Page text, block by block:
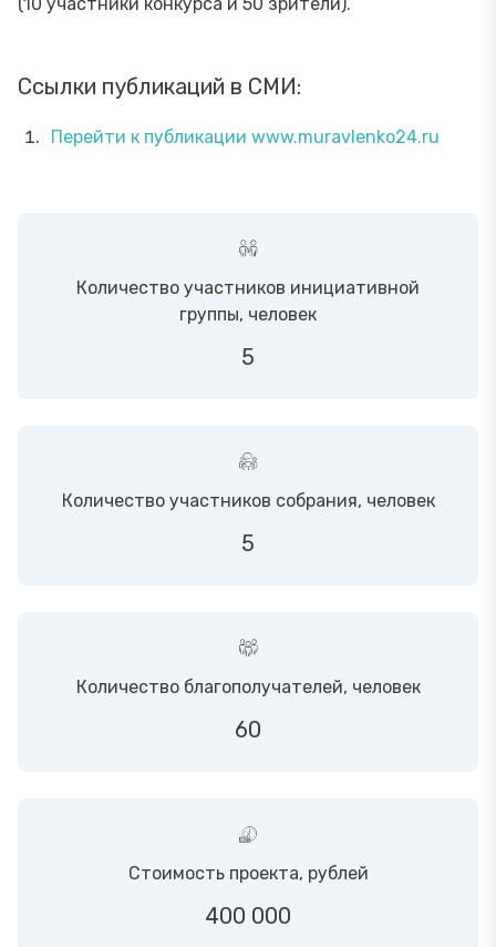
Ссылки публикаций в СМИ:
Перейти к публикации www.muravlenko24.ru
Количество участников инициативной
группы, человек
5
Количество участников собрания, человек
5
Количество благополучателей, человек
60
Стоимость проекта, рублей
400 000